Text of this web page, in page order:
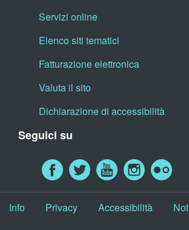
Servizi online
Elenco siti tematici
Fatturazione elettronica
Valuta il sito
Dichiarazione di accessibilità
Seguici su
Info Privacy Accessibilità